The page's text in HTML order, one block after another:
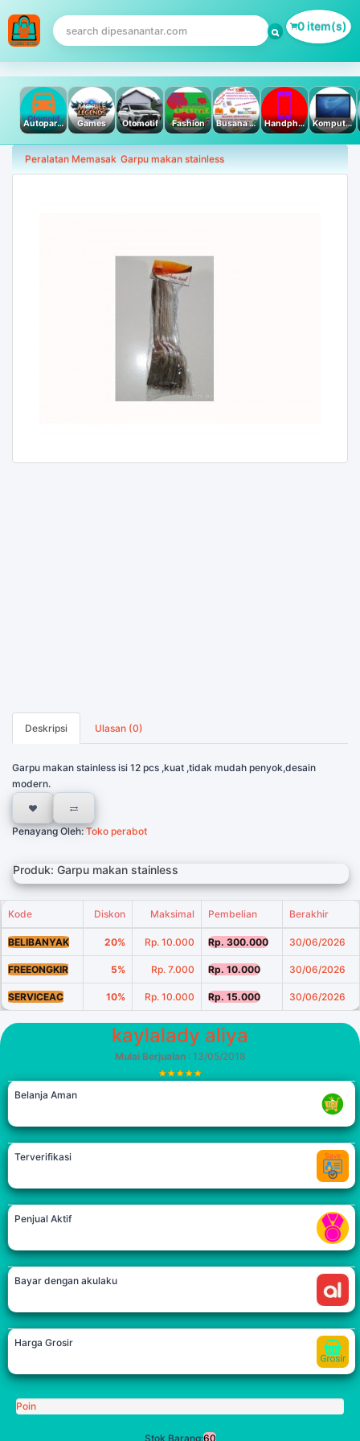
0 item(s)
Autoparts Games Otomotif Fashion Busana Muslim Handphone & Tablet Komputer PC & Laptop
Peralatan Memasak Garpu makan stainless
Deskripsi Ulasan (0)
Garpu makan stainless isi 12 pcs ,kuat ,tidak mudah penyok,desain
modern.
Penayang Oleh:Toko perabot
Produk: Garpu makan stainless
Kode Diskon Maksimal Pembelian Berakhir
BELIBANYAK 20% Rp. 10.000 Rp. 300.000 30/06/2026
FREEONGKIR 5% Rp. 7.000 Rp. 10.000 30/06/2026
SERVICEAC 10% Rp. 10.000 Rp. 15.000 30/06/2026
kaylalady aliya
Mulai Berjualan: 13/05/2018
Belanja Aman
Terverifikasi
Penjual Aktif
Bayar dengan akulaku
Harga Grosir
Poin
Stok Barang:60